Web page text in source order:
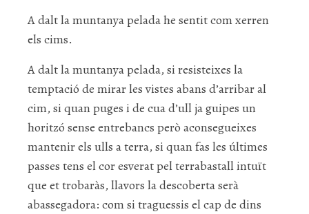
A dalt la muntanya pelada he sentit com xerren
els cims.
A dalt la muntanya pelada, si resisteixes la
temptació de mirar les vistes abans d’arribar al
cim, si quan puges i de cua d’ull ja guipes un
horitzó sense entrebancs però aconsegueixes
mantenir els ulls a terra, si quan fas les últimes
passes tens el cor esverat pel terrabastall intuït
que et trobaràs, llavors la descoberta serà
abassegadora: com si traguessis el cap de dins